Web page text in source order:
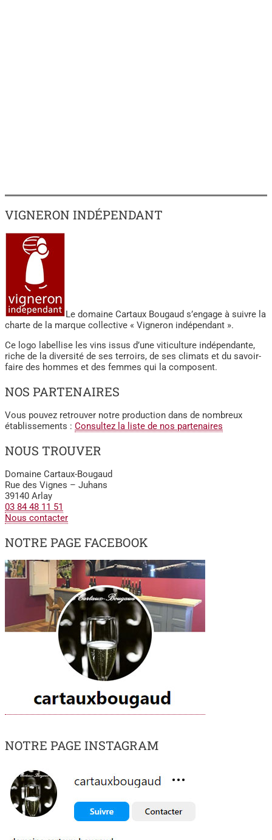
VIGNERON INDÉPENDANT
Le domaine Cartaux Bougaud s’engage à suivre la
charte de la marque collective « Vigneron indépendant ».
Ce logo labellise les vins issus d’une viticulture indépendante,
riche de la diversité de ses terroirs, de ses climats et du savoir-
faire des hommes et des femmes qui la composent.
NOS PARTENAIRES
Vous pouvez retrouver notre production dans de nombreux
établissements : Consultez la liste de nos partenaires
NOUS TROUVER
Domaine Cartaux-Bougaud
Rue des Vignes – Juhans
39140 Arlay
03 84 48 11 51
Nous contacter
NOTRE PAGE FACEBOOK
NOTRE PAGE INSTAGRAM